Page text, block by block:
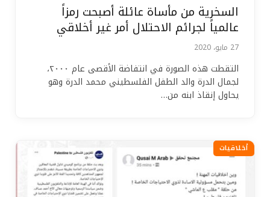
السخرية من مأساة عائلة أصبحت رمزاً
عالمياً لجرائم الاحتلال أمر غير أخلاقي
27 مايو، 2020
التقطت هذه الصورة في انتفاضة الأقصى عام ٢٠٠٠،
لجمال الدرة والد الطفل الفلسطيني محمد الدرة وهو
يحاول إنقاذ ابنه من…
أخلاقيات